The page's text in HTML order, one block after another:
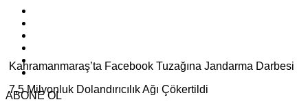
ABONE OL
Kahramanmaraş’ta Facebook Tuzağına Jandarma Darbesi
7,5 Milyonluk Dolandırıcılık Ağı Çökertildi